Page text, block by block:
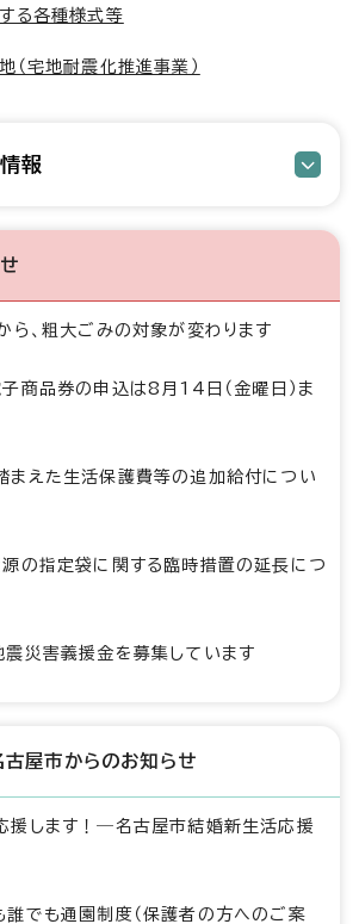
る各種様式等
（宅地耐震化推進事業）
報
、粗大ごみの対象が変わります
子商品券の申込は8月14日（金曜日）ま
まえた生活保護費等の追加給付につい
源の指定袋に関する臨時措置の延長につ
災害義援金を募集しています
古屋市からのお知らせ
援します！―名古屋市結婚新生活応援
誰でも通園制度（保護者の方へのご案